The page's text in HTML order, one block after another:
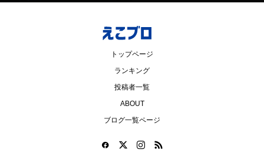
トップページ
ランキング
投稿者一覧
ABOUT
ブログ一覧ページ